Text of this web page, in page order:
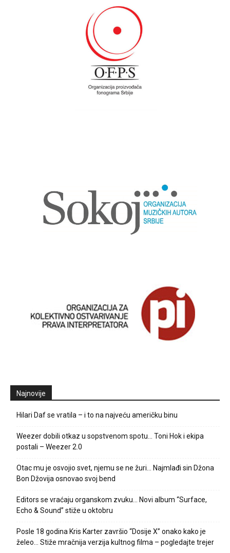
Najnovije
Hilari Daf se vratila – i to na najveću američku binu
Weezer dobili otkaz u sopstvenom spotu… Toni Hok i ekipa
postali – Weezer 2.0
Otac mu je osvojio svet, njemu se ne žuri… Najmlađi sin Džona
Bon Džovija osnovao svoj bend
Editors se vraćaju organskom zvuku… Novi album “Surface,
Echo & Sound” stiže u oktobru
Posle 18 godina Kris Karter završio “Dosije X” onako kako je
želeo… Stiže mračnija verzija kultnog filma – pogledajte trejer